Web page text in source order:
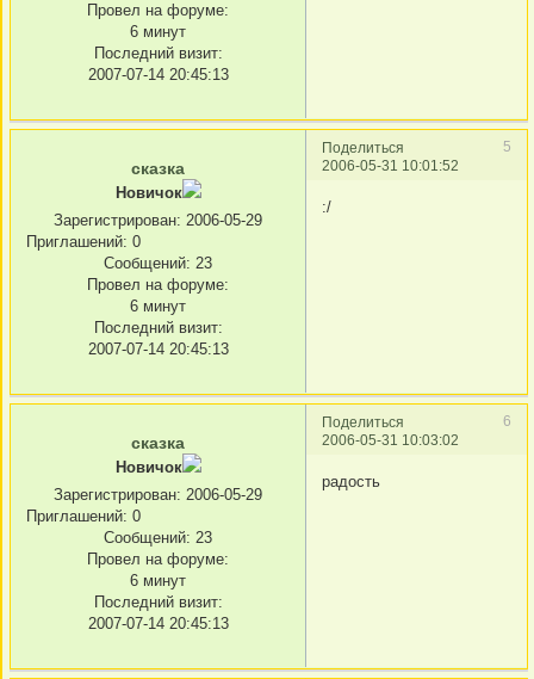
Провел на форуме:
6 минут
Последний визит:
2007-07-14 20:45:13
Поделиться
5
2006-05-31 10:01:52
сказка
Новичок
Зарегистрирован: 2006-05-29
Приглашений: 0
Сообщений: 23
Провел на форуме:
6 минут
Последний визит:
2007-07-14 20:45:13
:/
Поделиться
6
2006-05-31 10:03:02
сказка
Новичок
Зарегистрирован: 2006-05-29
Приглашений: 0
Сообщений: 23
Провел на форуме:
6 минут
Последний визит:
2007-07-14 20:45:13
радость